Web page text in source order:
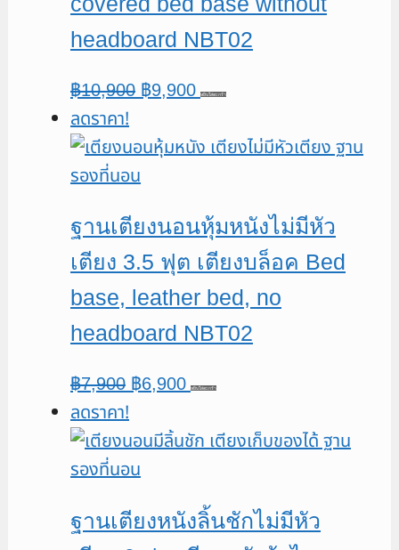
headboard NBT02
฿10,900 Original
was:
฿9,900Current
is:
หยิบใส่ตะกร้า
ลดราคา!
ฐานเตียงนอนหุ้มหนังไม่มีหัว
เตียง 3.5 ฟุต เตียงบล็อค Bed
base, leather bed, no
headboard NBT02
฿7,900 Original
was:
฿7,900.
฿6,900Current
is:
หยิบใส่ตะกร้า
ลดราคา!
ฐานเตียงหนังลิ้นชักไม่มีหัว